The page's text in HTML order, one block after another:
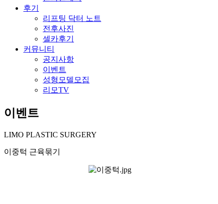
후기
리프팅 닥터 노트
전후사진
셀카후기
커뮤니티
공지사항
이벤트
성형모델모집
리모TV
이벤트
LIMO PLASTIC SURGERY
이중턱 근육묶기